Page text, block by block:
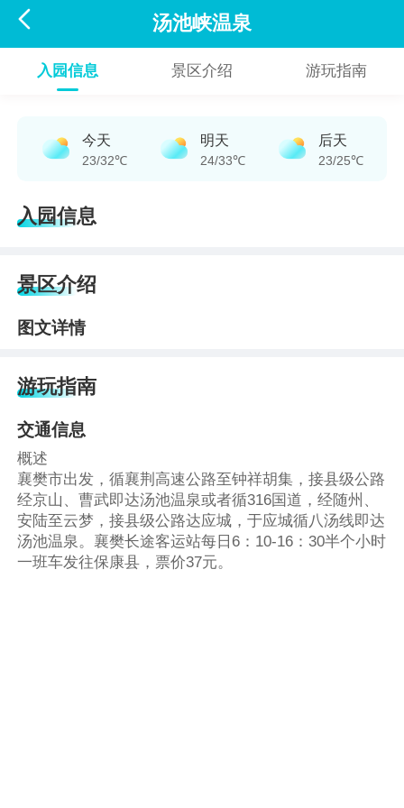
 汤池峡温泉
入园信息 景区介绍 游玩指南
今天
23/32℃
明天
24/33℃
后天
23/25℃
入园信息
景区介绍
图文详情
游玩指南
交通信息
概述
襄樊市出发，循襄荆高速公路至钟祥胡集，接县级公路
经京山、曹武即达汤池温泉或者循316国道，经随州、
安陆至云梦，接县级公路达应城，于应城循八汤线即达
汤池温泉。襄樊长途客运站每日6：10-16：30半个小时
一班车发往保康县，票价37元。